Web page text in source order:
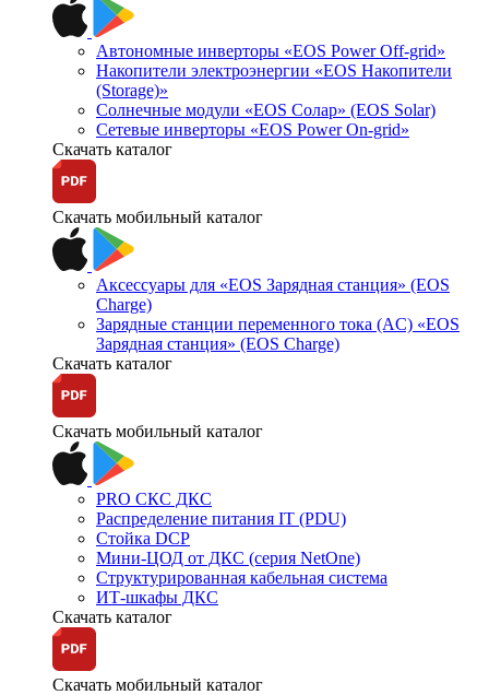
Автономные инверторы «EOS Power Off-grid»
Накопители электроэнергии «EOS Накопители
(Storage)»
Солнечные модули «EOS Солар» (EOS Solar)
Сетевые инверторы «EOS Power On-grid»
Скачать каталог
Скачать мобильный каталог
Аксессуары для «EOS Зарядная станция» (EOS
Charge)
Зарядные станции переменного тока (AC) «EOS
Зарядная станция» (EOS Charge)
Скачать каталог
Скачать мобильный каталог
PRO СКС ДКС
Распределение питания IT (PDU)
Стойка DCP
Мини-ЦОД от ДКС (серия NetOne)
Структурированная кабельная система
ИТ-шкафы ДКС
Скачать каталог
Скачать мобильный каталог